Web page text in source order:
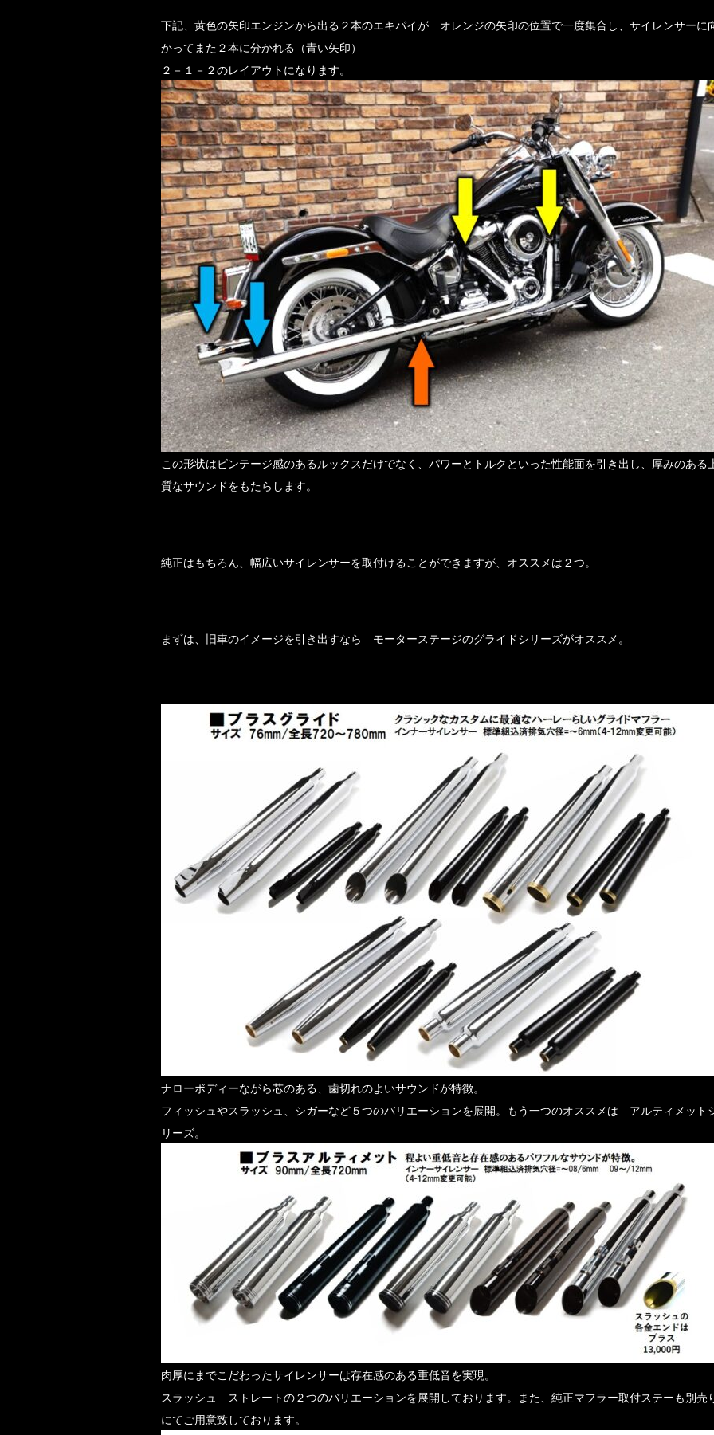
下記、黄色の矢印エンジンから出る２本のエキパイが オレンジの矢印の位置で一度集合し、サイレンサーに
かってまた２本に分かれる（青い矢印）
２－１－２のレイアウトになります。
この形状はビンテージ感のあるルックスだけでなく、パワーとトルクといった性能面を引き出し、厚みのある
質なサウンドをもたらします。
純正はもちろん、幅広いサイレンサーを取付けることができますが、オススメは２つ。
まずは、旧車のイメージを引き出すなら モーターステージのグライドシリーズがオススメ。
ナローボディーながら芯のある、歯切れのよいサウンドが特徴。
フィッシュやスラッシュ、シガーなど５つのバリエーションを展開。もう一つのオススメは アルティメット
リーズ。
肉厚にまでこだわったサイレンサーは存在感のある重低音を実現。
スラッシュ ストレートの２つのバリエーションを展開しております。また、純正マフラー取付ステーも別売
にてご用意致しております。